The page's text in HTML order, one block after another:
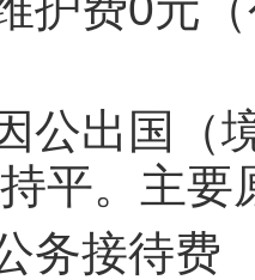
出国（境
平。主要
接待费